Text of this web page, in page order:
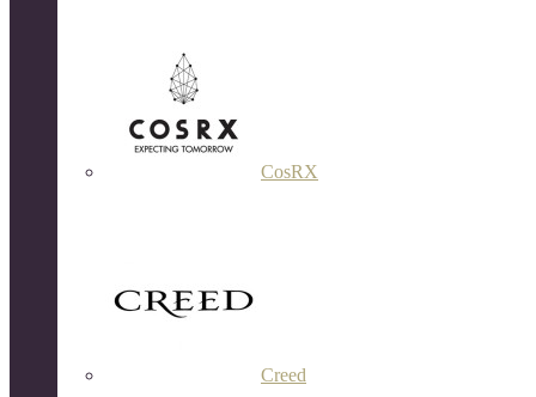
CosRX
Creed